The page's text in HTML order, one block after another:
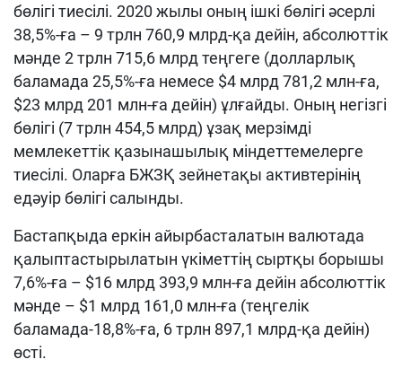
бөлігі тиесілі. 2020 жылы оның ішкі бөлігі әсерлі
38,5%-ға – 9 трлн 760,9 млрд-қа дейін, абсолюттік
мәнде 2 трлн 715,6 млрд теңгеге (долларлық
баламада 25,5%-ға немесе $4 млрд 781,2 млн-ға,
$23 млрд 201 млн-ға дейін) ұлғайды. Оның негізгі
бөлігі (7 трлн 454,5 млрд) ұзақ мерзімді
мемлекеттік қазынашылық міндеттемелерге
тиесілі. Оларға БЖЗҚ зейнетақы активтерінің
едәуір бөлігі салынды.
Бастапқыда еркін айырбасталатын валютада
қалыптастырылатын үкіметтің сыртқы борышы
7,6%-ға – $16 млрд 393,9 млн-ға дейін абсолюттік
мәнде – $1 млрд 161,0 млн-ға (теңгелік
баламада-18,8%-ға, 6 трлн 897,1 млрд-қа дейін)
өсті.